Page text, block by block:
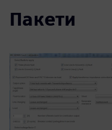
Пакети